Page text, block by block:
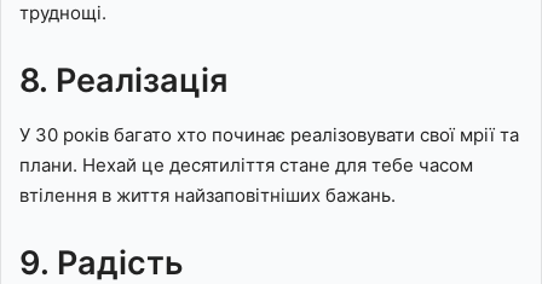
труднощі.
8. Реалізація
У 30 років багато хто починає реалізовувати свої мрії та
плани. Нехай це десятиліття стане для тебе часом
втілення в життя найзаповітніших бажань.
9. Радість